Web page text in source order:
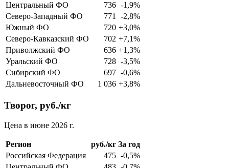
Центральный ФО
736 -1,9%
Северо-Западный ФО
771
-2,8%
Южный ФО
720 +3,0%
Северо-Кавказский ФО
702 +7,1%
Приволжский ФО
636 +1,3%
Уральский ФО
728 -3,5%
Сибирский ФО
697 -0,6%
Дальневосточный ФО
1 036 +3,8%
Творог, руб./кг
Цена в июне 2026 г.
Регион руб./кг За год
Российская Федерация
475 -0,5%